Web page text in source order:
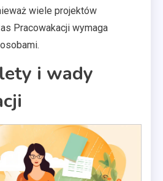
wiele projektów
Pracowakacji wymaga
i wady